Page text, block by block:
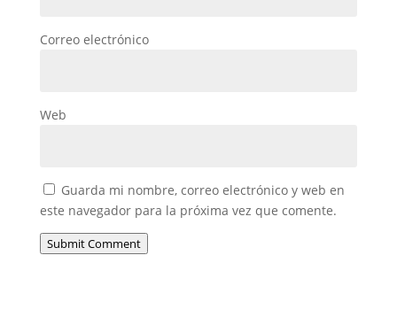
Correo electrónico
Web
Guarda mi nombre, correo electrónico y web en
este navegador para la próxima vez que comente.
Submit Comment